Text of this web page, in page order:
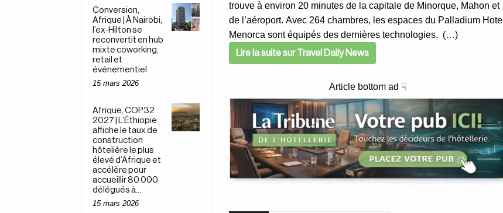
Conversion,
Afrique | À Nairobi,
l’ex-Hilton se
reconvertit en hub
mixte coworking,
retail et
événementiel
15 mars 2026
Afrique, COP32
2027 | L’Éthiopie
affiche le taux de
construction
hôtelière le plus
élevé d’Afrique et
accélère pour
accueillir 80 000
délégués à...
15 mars 2026
trouve à environ 20 minutes de la capitale de Minorque, Mahon et
de l’aéroport. Avec 264 chambres, les espaces du Palladium Hotel
Menorca sont équipés des dernières technologies. (…)
Lire la suite sur Travel Daily News
Article bottom ad ☟